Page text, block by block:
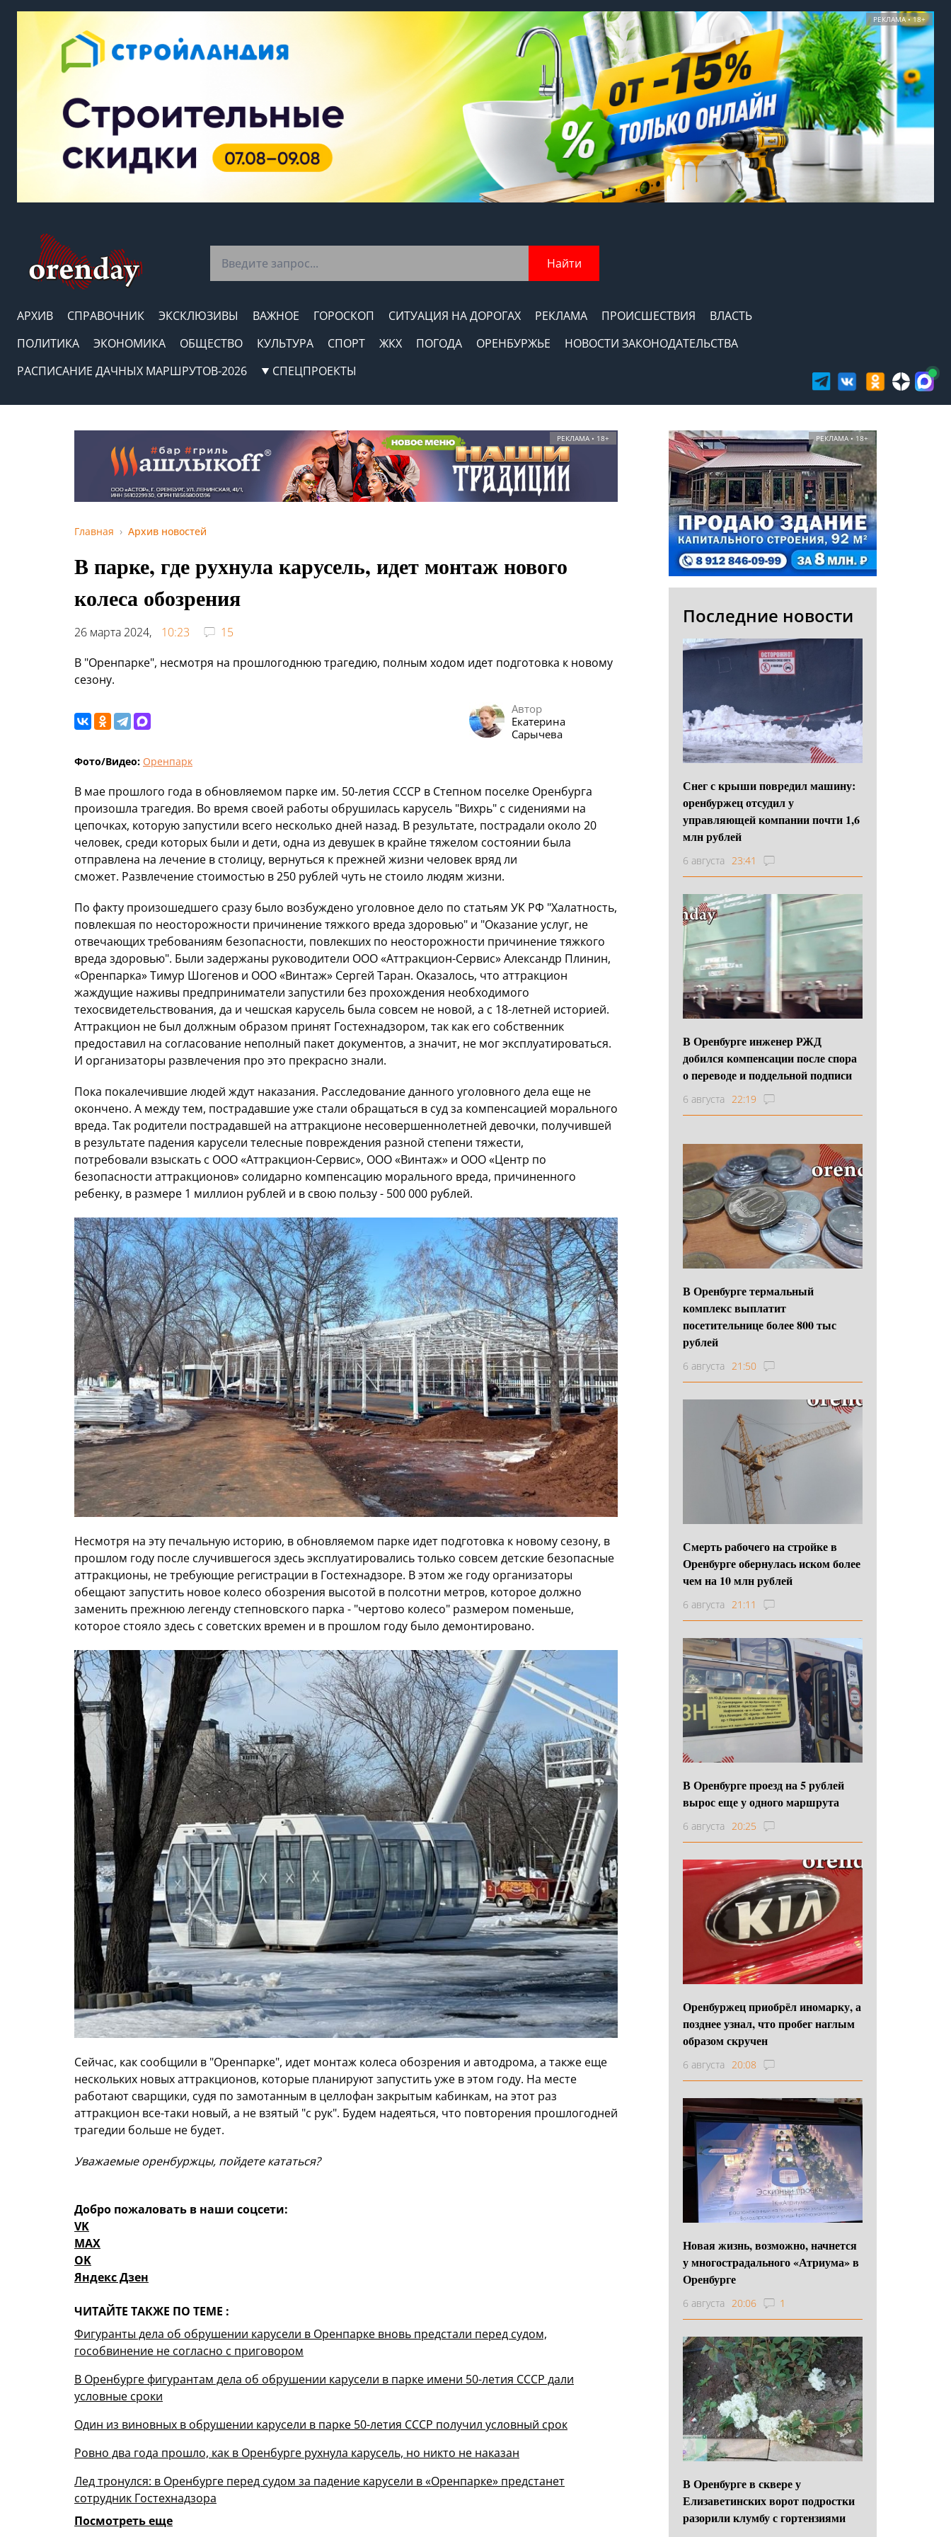
РЕКЛАМА • 18+
Найти
АРХИВ СПРАВОЧНИК ЭКСКЛЮЗИВЫ ВАЖНОЕ ГОРОСКОП СИТУАЦИЯ НА ДОРОГАХ РЕКЛАМА ПРОИСШЕСТВИЯ
ВЛАСТЬ
ПОЛИТИКА
ЭКОНОМИКА ОБЩЕСТВО КУЛЬТУРА СПОРТ ЖКХ ПОГОДА ОРЕНБУРЖЬЕ
НОВОСТИ ЗАКОНОДАТЕЛЬСТВА
РАСПИСАНИЕ ДАЧНЫХ МАРШРУТОВ-2026
СПЕЦПРОЕКТЫ
РЕКЛАМА • 18+
Главная Архив новостей
В парке, где рухнула карусель, идет монтаж нового
колеса обозрения
26 марта 2024, 10:23
15
В "Оренпарке", несмотря на прошлогоднюю трагедию, полным ходом идет подготовка к новому
сезону.
Автор
Екатерина
Сарычева
Фото/Видео: Оренпарк
В мае прошлого года в обновляемом парке им. 50-летия СССР в Степном поселке Оренбурга
произошла трагедия. Во время своей работы обрушилась карусель "Вихрь" с сидениями на
цепочках, которую запустили всего несколько дней назад. В результате, пострадали около 20
человек, среди которых были и дети, одна из девушек в крайне тяжелом состоянии была
отправлена на лечение в столицу, вернуться к прежней жизни человек вряд ли
сможет. Развлечение стоимостью в 250 рублей чуть не стоило людям жизни.
По факту произошедшего сразу было возбуждено уголовное дело по статьям УК РФ "Халатность,
повлекшая по неосторожности причинение тяжкого вреда здоровью" и "Оказание услуг, не
отвечающих требованиям безопасности, повлекших по неосторожности причинение тяжкого
вреда здоровью". Были задержаны руководители ООО «Аттракцион-Сервис» Александр Плинин,
«Оренпарка» Тимур Шогенов и ООО «Винтаж» Сергей Таран. Оказалось, что аттракцион
жаждущие наживы предприниматели запустили без прохождения необходимого
техосвидетельствования, да и чешская карусель была совсем не новой, а с 18-летней историей.
Аттракцион не был должным образом принят Гостехнадзором, так как его собственник
предоставил на согласование неполный пакет документов, а значит, не мог эксплуатироваться.
И организаторы развлечения про это прекрасно знали.
Пока покалечившие людей ждут наказания. Расследование данного уголовного дела еще не
окончено. А между тем, пострадавшие уже стали обращаться в суд за компенсацией морального
вреда. Так родители пострадавшей на аттракционе несовершеннолетней девочки, получившей
в результате падения карусели телесные повреждения разной степени тяжести,
потребовали взыскать с ООО «Аттракцион-Сервис», ООО «Винтаж» и ООО «Центр по
безопасности аттракционов» солидарно компенсацию морального вреда, причиненного
ребенку, в размере 1 миллион рублей и в свою пользу - 500 000 рублей.
Несмотря на эту печальную историю, в обновляемом парке идет подготовка к новому сезону, в
прошлом году после случившегося здесь эксплуатировались только совсем детские безопасные
аттракционы, не требующие регистрации в Гостехнадзоре. В этом же году организаторы
обещают запустить новое колесо обозрения высотой в полсотни метров, которое должно
заменить прежнюю легенду степновского парка - "чертово колесо" размером поменьше,
которое стояло здесь с советских времен и в прошлом году было демонтировано.
Сейчас, как сообщили в "Оренпарке", идет монтаж колеса обозрения и автодрома, а также еще
нескольких новых аттракционов, которые планируют запустить уже в этом году. На месте
работают сварщики, судя по замотанным в целлофан закрытым кабинкам, на этот раз
аттракцион все-таки новый, а не взятый "с рук". Будем надеяться, что повторения прошлогодней
трагедии больше не будет.
Уважаемые оренбуржцы, пойдете кататься?
Добро пожаловать в наши соцсети:
VK
MAX
OK
Яндекс Дзен
ЧИТАЙТЕ ТАКЖЕ ПО ТЕМЕ :
Фигуранты дела об обрушении карусели в Оренпарке вновь предстали перед судом,
гособвинение не согласно с приговором
В Оренбурге фигурантам дела об обрушении карусели в парке имени 50-летия СССР дали
условные сроки
Один из виновных в обрушении карусели в парке 50-летия СССР получил условный срок
Ровно два года прошло, как в Оренбурге рухнула карусель, но никто не наказан
Лед тронулся: в Оренбурге перед судом за падение карусели в «Оренпарке» предстанет
сотрудник Гостехнадзора
Посмотреть еще
РЕКЛАМА • 18+
Последние новости
Снег с крыши повредил машину:
оренбуржец отсудил у
управляющей компании почти 1,6
млн рублей
6 августа 23:41
В Оренбурге инженер РЖД
добился компенсации после спора
о переводе и поддельной подписи
6 августа 22:19
В Оренбурге термальный
комплекс выплатит
посетительнице более 800 тыс
рублей
6 августа 21:50
Смерть рабочего на стройке в
Оренбурге обернулась иском более
чем на 10 млн рублей
6 августа 21:11
В Оренбурге проезд на 5 рублей
вырос еще у одного маршрута
6 августа 20:25
Оренбуржец приобрёл иномарку, а
позднее узнал, что пробег наглым
образом скручен
6 августа 20:08
Новая жизнь, возможно, начнется
у многострадального «Атриума» в
Оренбурге
6 августа 20:06 1
В Оренбурге в сквере у
Елизаветинских ворот подростки
разорили клумбу с гортензиями